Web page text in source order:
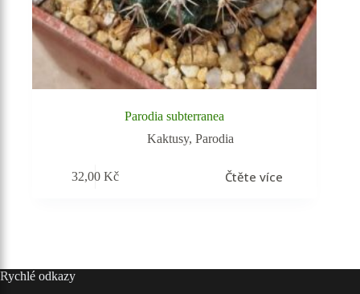
Parodia subterranea
Kaktusy,Parodia
32,00Kč Čtěte více
Rychlé odkazy